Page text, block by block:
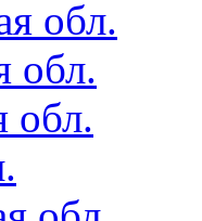
обл.
обл.
обл.